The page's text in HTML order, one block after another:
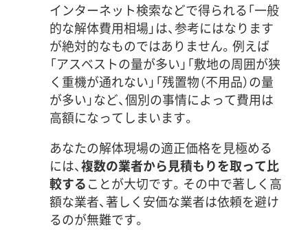
インターネット検索などで得られる「一般
的な解体費用相場」は、参考にはなります
が絶対的なものではありません。例えば
「アスベストの量が多い」「敷地の周囲が狭
く重機が通れない」「残置物（不用品）の量
が多い」など、個別の事情によって費用は
高額になってしまいます。
あなたの解体現場の適正価格を見極める
には、複数の業者から見積もりを取って比
較することが大切です。その中で著しく高
額な業者、著しく安価な業者は依頼を避け
るのが無難です。